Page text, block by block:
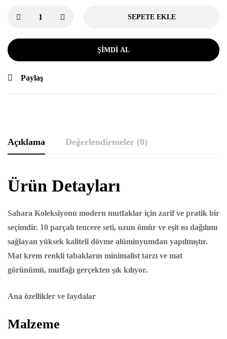
SEPETE EKLE
ŞIMDI AL
Paylaş
Açıklama Değerlendirmeler (0)
Ürün Detayları
Sahara Koleksiyonu modern mutfaklar için zarif ve pratik bir
seçimdir. 10 parçalı tencere seti, uzun ömür ve eşit ısı dağılımı
sağlayan yüksek kaliteli dövme alüminyumdan yapılmıştır.
Mat krem ​​renkli tabakların minimalist tarzı ve mat
görünümü, mutfağı gerçekten şık kılıyor.
Ana özellikler ve faydalar
Malzeme